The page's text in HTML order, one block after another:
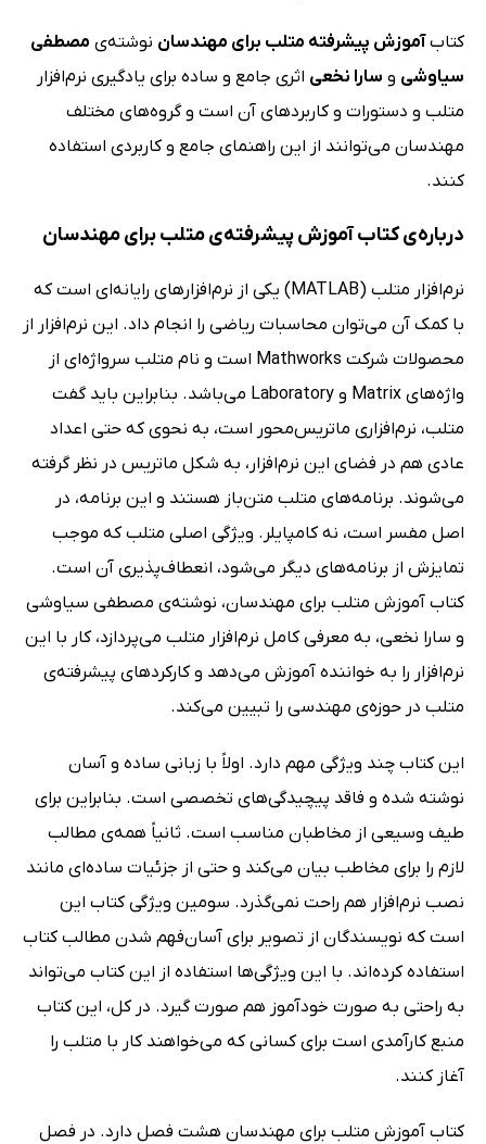
کتابآموزش پیشرفته متلب برای مهندسان نوشته‌ی مصطفی
سیاوشی و سارا نخعی اثری جامع و ساده برای یادگیری نرم‌افزار
متلب و دستورات و کاربردهای آن است و گروه‌های مختلف
مهندسان می‌توانند از این راهنمای جامع و کاربردی استفاده
کنند.
درباره‌ی کتاب آموزش پیشرفته‌ی متلب برای مهندسان
نرم‌افزار متلب (MATLAB) یکی از نرم‌افزارهای رایانه‌ای است که
با کمک آن می‌توان محاسبات ریاضی را انجام داد. این نرم‌افزار از
محصولات شرکت Mathworks است و نام متلب سرواژه‌ای از
واژه‌های Matrix و Laboratory می‌باشد. بنابراین باید گفت
متلب، نرم‌افزاری ماتریس‌محور است، به نحوی که حتی اعداد
عادی هم در فضای این نرم‌افزار، به شکل ماتریس در نظر گرفته
می‌شوند. برنامه‌های متلب متن‌باز هستند و این برنامه، در
اصل مفسر است، نه کامپایلر. ویژگی اصلی متلب که موجب
تمایزش از برنامه‌های دیگر می‌شود، انعطاف‌پذیری آن است.
کتاب آموزش متلب برای مهندسان، نوشته‌ی مصطفی سیاوشی
و سارا نخعی، به معرفی کامل نرم‌افزار متلب می‌پردازد، کار با این
نرم‌افزار را به خواننده آموزش می‌دهد و کارکردهای پیشرفته‌ی
متلب در حوزه‌ی مهندسی را تبیین می‌کند.
این کتاب چند ویژگی مهم دارد. اولاً با زبانی ساده و آسان
نوشته شده و فاقد پیچیدگی‌های تخصصی است. بنابراین برای
طیف وسیعی از مخاطبان مناسب است. ثانیاً همه‌ی مطالب
لازم را برای مخاطب بیان می‌کند و حتی از جزئیات ساده‌ای مانند
نصب نرم‌افزار هم راحت نمی‌گذرد. سومین ویژگی کتاب این
است که نویسندگان از تصویر برای آسان‌فهم شدن مطالب کتاب
استفاده کرده‌اند. با این ویژگی‌ها استفاده از این کتاب می‌تواند
به راحتی به صورت خودآموز هم صورت گیرد. در کل، این کتاب
منبع کارآمدی است برای کسانی که می‌خواهند کار با متلب را
آغاز کنند.
کتاب آموزش متلب برای مهندسان هشت فصل دارد. در فصل